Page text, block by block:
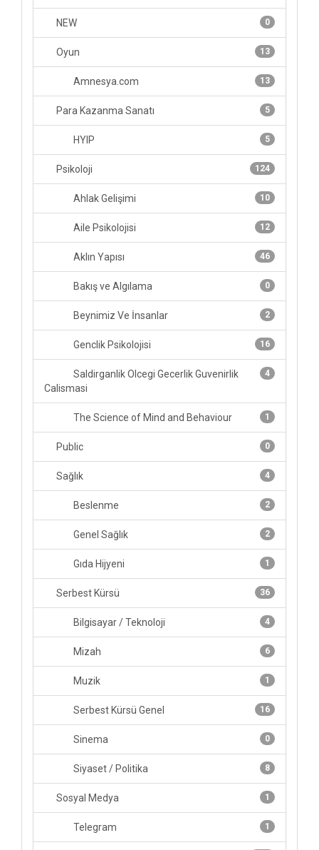
0
NEW
13
Oyun
13
Amnesya.com
5
Para Kazanma Sanatı
5
HYIP
124
Psikoloji
10
Ahlak Gelişimi
12
Aile Psikolojisi
46
Aklın Yapısı
0
Bakış ve Algılama
2
Beynimiz Ve İnsanlar
16
Genclik Psikolojisi
4
Saldirganlik Olcegi Gecerlik Guvenirlik
Calismasi
1
The Science of Mind and Behaviour
0
Public
4
Sağlık
2
Beslenme
2
Genel Sağlık
1
Gıda Hijyeni
36
Serbest Kürsü
4
Bilgisayar / Teknoloji
6
Mizah
1
Muzik
16
Serbest Kürsü Genel
0
Sinema
8
Siyaset / Politika
1
Sosyal Medya
1
Telegram